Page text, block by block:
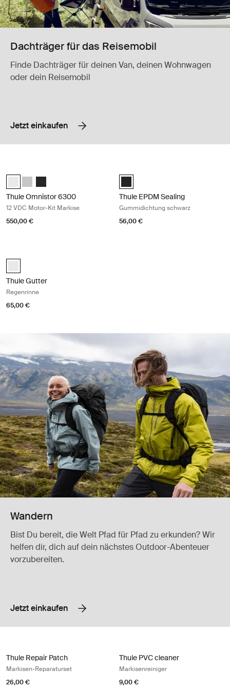
Dachträger für das Reisemobil
Finde Dachträger für deinen Van, deinen Wohnwagen
oder dein Reisemobil
Jetzt einkaufen
Thule Motor Kit TO 6300 Weiß (selected)
Thule Motor Kit TO 6300 Eloxiert
Thule Motor Kit TO 6300 Anthrazit
Thule Omnistor 6300
12 VDC Motor-Kit Markise
550,00 €
Black (selected)
Thule EPDM Sealing
Gummidichtung schwarz
56,00 €
white (selected)
Thule Gutter
Regenrinne
65,00 €
Wandern
Bist Du bereit, die Welt Pfad für Pfad zu erkunden? Wir
helfen dir, dich auf dein nächstes Outdoor-Abenteuer
vorzubereiten.
Jetzt einkaufen
Thule Repair Patch
Markisen-Reparaturset
26,00 €
Thule PVC cleaner
Markisenreiniger
9,00 €